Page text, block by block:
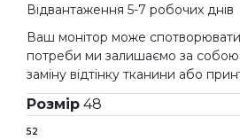
Відвантаження 5-7 робочих днів
Ваш монітор може спотворювати
потреби ми залишаємо за
заміну відтінку тканини або
Розмір 48
52